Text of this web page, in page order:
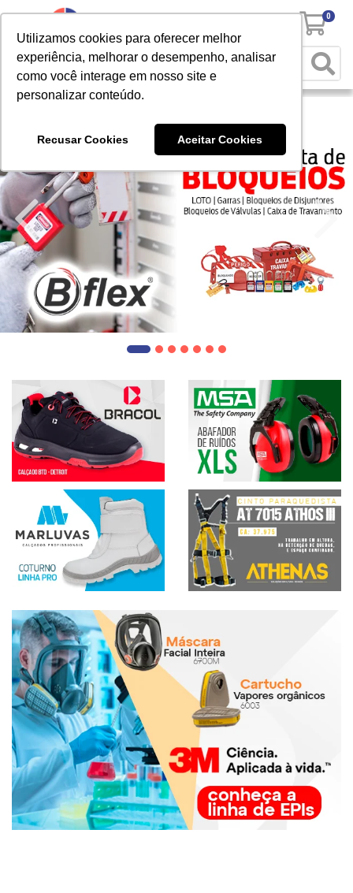
Utilizamos cookies para oferecer melhor
experiência, melhorar o desempenho, analisar
como você interage em nosso site e
personalizar conteúdo.
Recusar Cookies Aceitar Cookies
0